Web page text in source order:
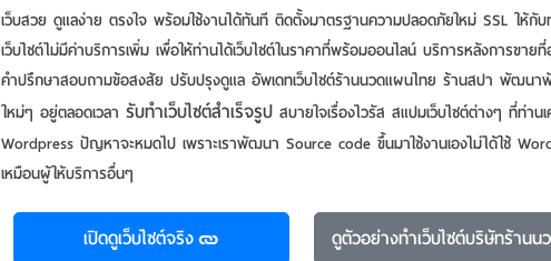
เว็บสวย ดูแลง่าย ตรงใจ พร้อมใช้งานได้ทันที ติดตั้งมาตรฐานความปลอดภัยใหม่ SSL ให้กั
เว็บไซต์ไม่มีค่าบริการเพิ่ม เพื่อให้ท่านได้เว็บไซต์ในราคาที่พร้อมออนไลน์ บริการหลังการขาย
คำปรึกษาสอบถามข้อสงสัย ปรับปรุงดูแล อัพเดทเว็บไซต์ร้านนวดแผนไทย ร้านสปา พัฒนา
ใหม่ๆ อยู่ตลอดเวลา รับทําเว็บไซต์สําเร็จรูป สบายใจเรื่องไวรัส สแปมเว็บไซต์ต่างๆ ที่ท่านเ
Wordpress ปัญหาจะหมดไป เพราะเราพัฒนา Source code ขึ้นมาใช้งานเองไม่ได้ใช้
เหมือนผู้ให้บริการอื่นๆ
เปิดดูเว็บไซต์จริง ดูตัวอย่างทําเว็บไซต์บริษัทร้าน